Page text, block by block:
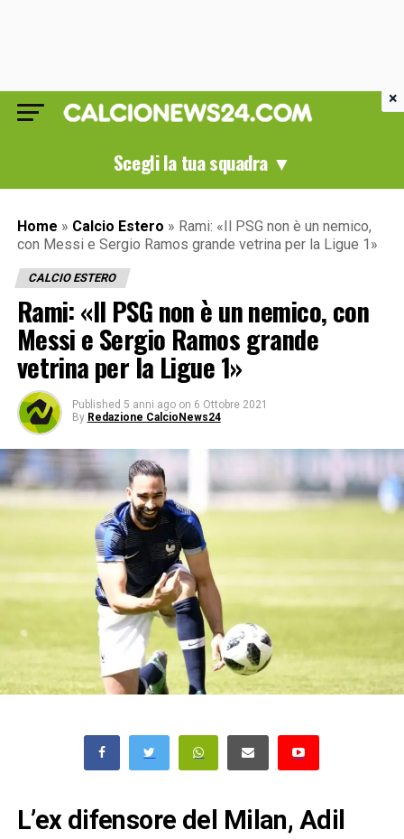
Scegli la tua squadra ▼
Home » Calcio Estero » Rami: «Il PSG non è un nemico,
con Messi e Sergio Ramos grande vetrina per la Ligue 1»
CALCIO ESTERO
Rami: «Il PSG non è un nemico, con
Messi e Sergio Ramos grande
vetrina per la Ligue 1»
Published 5 anni ago on 6 Ottobre 2021
By Redazione CalcioNews24
L’ex difensore del Milan, Adil
×